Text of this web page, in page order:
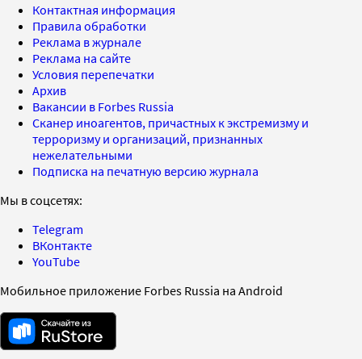
Контактная информация
Правила обработки
Реклама в журнале
Реклама на сайте
Условия перепечатки
Архив
Вакансии в Forbes Russia
Сканер иноагентов, причастных к экстремизму и
терроризму и организаций, признанных
нежелательными
Подписка на печатную версию журнала
Мы в соцсетях:
Telegram
ВКонтакте
YouTube
Мобильное приложение Forbes Russia на Android